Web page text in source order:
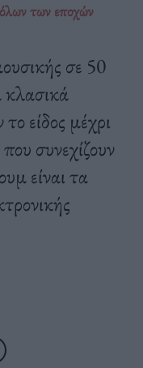
των εποχών
σε 50
είδος μέχρι
συνεχίζουν
είναι τα